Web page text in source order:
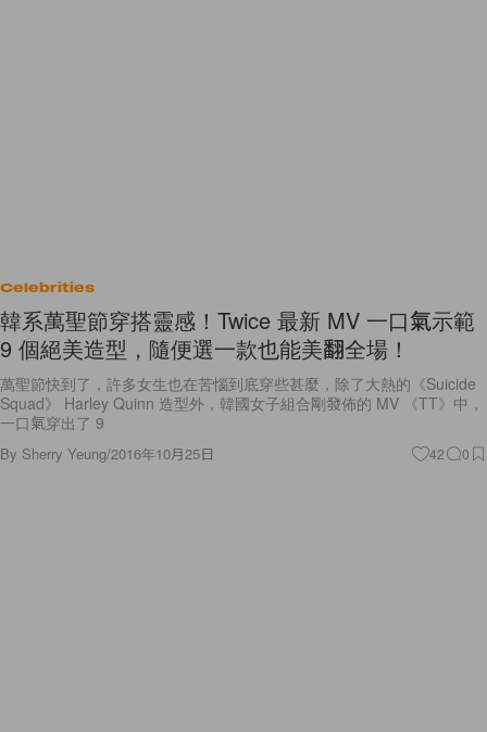
Celebrities
韓系萬聖節穿搭靈感！Twice 最新 MV 一口氣示範
9 個絕美造型，隨便選一款也能美翻全場！
萬聖節快到了，許多女生也在苦惱到底穿些甚麼，除了大熱的《Suicide
Squad》 Harley Quinn 造型外，韓國女子組合剛發佈的 MV 《TT》中，
一口氣穿出了 9
By Sherry Yeung/2016年10月25日 42 0